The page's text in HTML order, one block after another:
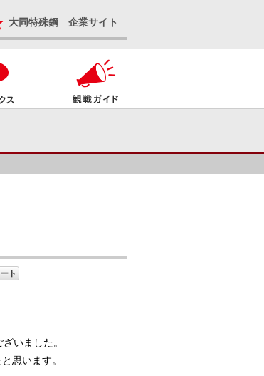
大同特殊鋼 企業サイト
いました。
思います。